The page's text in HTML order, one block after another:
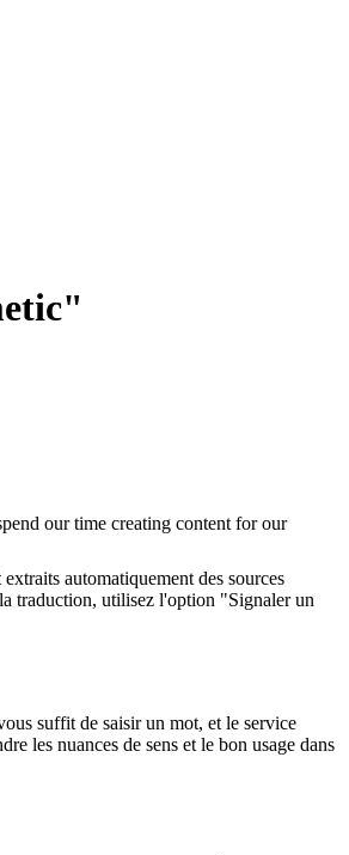
our time creating content for our
automatiquement des sources
traduction, utilisez l'option "Signaler un
suffit de saisir un mot, et le service
les nuances de sens et le bon usage dans